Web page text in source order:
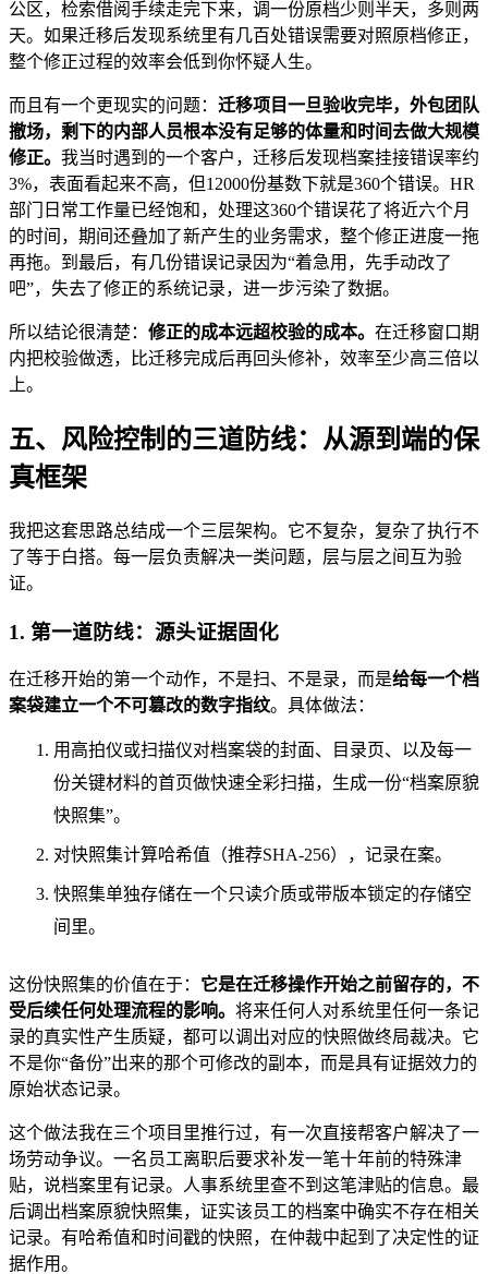
公区，检索借阅手续走完下来，调一份原档少则半天，多则两
天。如果迁移后发现系统里有几百处错误需要对照原档修正，
整个修正过程的效率会低到你怀疑人生。
而且有一个更现实的问题： 迁移项目一旦验收完毕，外包团队
撤场，剩下的内部人员根本没有足够的体量和时间去做大规模
修正。 我当时遇到的一个客户，迁移后发现档案挂接错误率约
3%，表面看起来不高，但12000份基数下就是360个错误。HR
部门日常工作量已经饱和，处理这360个错误花了将近六个月
的时间，期间还叠加了新产生的业务需求，整个修正进度一拖
再拖。到最后，有几份错误记录因为“着急用，先手动改了
吧”，失去了修正的系统记录，进一步污染了数据。
所以结论很清楚： 修正的成本远超校验的成本。 在迁移窗口期
内把校验做透，比迁移完成后再回头修补，效率至少高三倍以
上。
五、风险控制的三道防线：从源到端的保
真框架
我把这套思路总结成一个三层架构。它不复杂，复杂了执行不
了等于白搭。每一层负责解决一类问题，层与层之间互为验
证。
1. 第一道防线：源头证据固化
在迁移开始的第一个动作，不是扫、不是录，而是给每一个档
案袋建立一个不可篡改的数字指纹。具体做法：
用高拍仪或扫描仪对档案袋的封面、目录页、以及每一
份关键材料的首页做快速全彩扫描，生成一份“档案原貌
快照集”。
对快照集计算哈希值（推荐SHA-256），记录在案。
快照集单独存储在一个只读介质或带版本锁定的存储空
间里。
这份快照集的价值在于： 它是在迁移操作开始之前留存的，不
受后续任何处理流程的影响。 将来任何人对系统里任何一条记
录的真实性产生质疑，都可以调出对应的快照做终局裁决。它
不是你“备份”出来的那个可修改的副本，而是具有证据效力的
原始状态记录。
这个做法我在三个项目里推行过，有一次直接帮客户解决了一
场劳动争议。一名员工离职后要求补发一笔十年前的特殊津
贴，说档案里有记录。人事系统里查不到这笔津贴的信息。最
后调出档案原貌快照集，证实该员工的档案中确实不存在相关
记录。有哈希值和时间戳的快照，在仲裁中起到了决定性的证
据作用。